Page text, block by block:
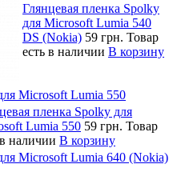
Глянцевая пленка Spolky
для Microsoft Lumia 540
DS (Nokia) 59 грн. Товар
есть в наличии В корзину
Microsoft Lumia 550
пленка Spolky для
Lumia 550 59 грн. Товар
наличии В корзину
Microsoft Lumia 640 (Nokia)